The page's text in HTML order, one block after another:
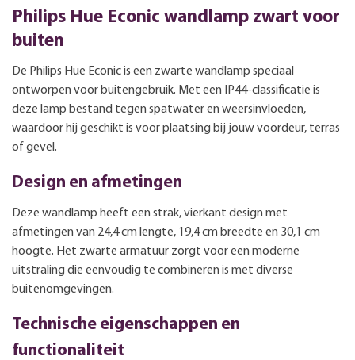
Philips Hue Econic wandlamp zwart voor
buiten
De Philips Hue Econic is een zwarte wandlamp speciaal
ontworpen voor buitengebruik. Met een IP44-classificatie is
deze lamp bestand tegen spatwater en weersinvloeden,
waardoor hij geschikt is voor plaatsing bij jouw voordeur, terras
of gevel.
Design en afmetingen
Deze wandlamp heeft een strak, vierkant design met
afmetingen van 24,4 cm lengte, 19,4 cm breedte en 30,1 cm
hoogte. Het zwarte armatuur zorgt voor een moderne
uitstraling die eenvoudig te combineren is met diverse
buitenomgevingen.
Technische eigenschappen en
functionaliteit